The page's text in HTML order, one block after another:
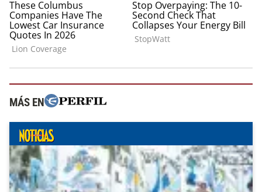
MÁS EN